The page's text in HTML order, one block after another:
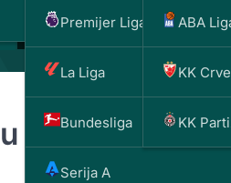
Premijer Liga
La Liga
Bundesliga
Serija A
ABA
KK
KK
istoriju, ali